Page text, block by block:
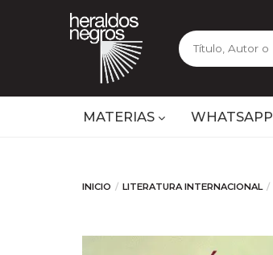
MATERIAS WHATSAPP
INICIO LITERATURA INTERNACIONAL